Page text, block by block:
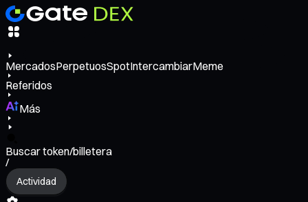
MercadosPerpetuosSpotIntercambiarMeme
Referidos
Más
Buscar token/billetera
/
Actividad